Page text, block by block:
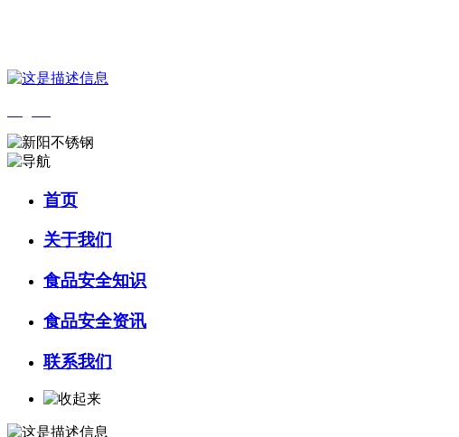
首页
关于我们
食品安全知识
食品安全资讯
联系我们